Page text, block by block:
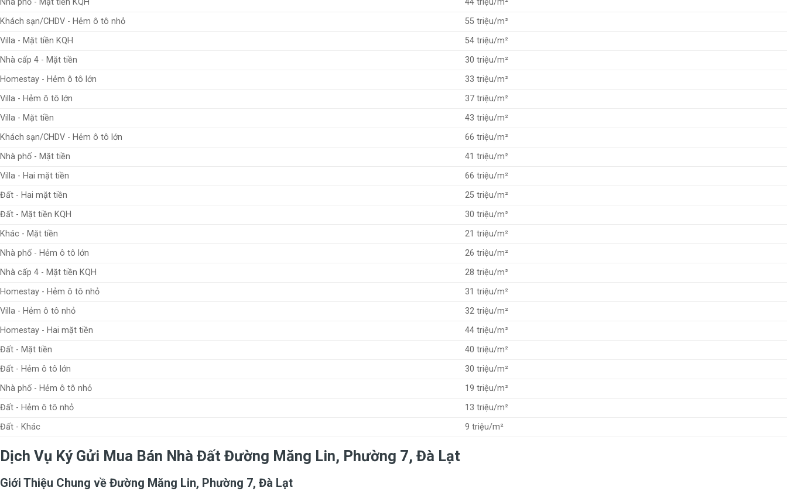
Nhà phố - Mặt tiền KQH
44 triệu/m²
Khách sạn/CHDV - Hẻm ô tô nhỏ
55 triệu/m²
Villa - Mặt tiền KQH
54 triệu/m²
Nhà cấp 4 - Mặt tiền
30 triệu/m²
Homestay - Hẻm ô tô lớn
33 triệu/m²
Villa - Hẻm ô tô lớn
37 triệu/m²
Villa - Mặt tiền
43 triệu/m²
Khách sạn/CHDV - Hẻm ô tô lớn
66 triệu/m²
Nhà phố - Mặt tiền
41 triệu/m²
Villa - Hai mặt tiền
66 triệu/m²
Đất - Hai mặt tiền
25 triệu/m²
Đất - Mặt tiền KQH
30 triệu/m²
Khác - Mặt tiền
21 triệu/m²
Nhà phố - Hẻm ô tô lớn
26 triệu/m²
Nhà cấp 4 - Mặt tiền KQH
28 triệu/m²
Homestay - Hẻm ô tô nhỏ
31 triệu/m²
Villa - Hẻm ô tô nhỏ
32 triệu/m²
Homestay - Hai mặt tiền
44 triệu/m²
Đất - Mặt tiền
40 triệu/m²
Đất - Hẻm ô tô lớn
30 triệu/m²
Nhà phố - Hẻm ô tô nhỏ
19 triệu/m²
Đất - Hẻm ô tô nhỏ
13 triệu/m²
Đất - Khác
9 triệu/m²
Dịch Vụ Ký Gửi Mua Bán Nhà Đất Đường Măng Lin, Phường 7, Đà Lạt
Giới Thiệu Chung về Đường Măng Lin, Phường 7, Đà Lạt